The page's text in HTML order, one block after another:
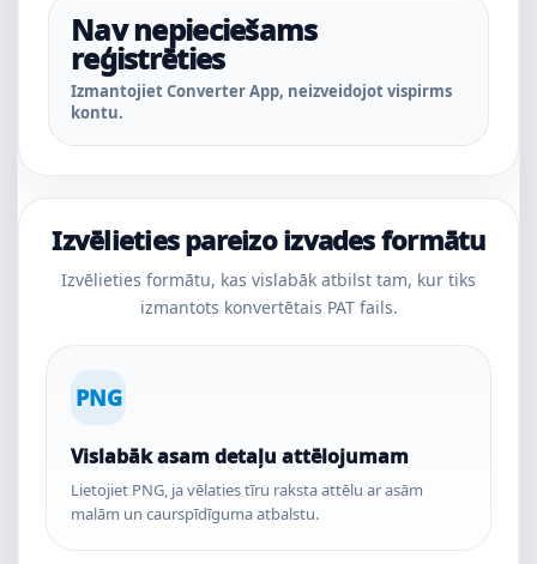
Nav nepieciešams
reģistrēties
Izmantojiet Converter App, neizveidojot vispirms
kontu.
Izvēlieties pareizo izvades formātu
Izvēlieties formātu, kas vislabāk atbilst tam, kur tiks
izmantots konvertētais PAT fails.
PNG
Vislabāk asam detaļu attēlojumam
Lietojiet PNG, ja vēlaties tīru raksta attēlu ar asām
malām un caurspīdīguma atbalstu.